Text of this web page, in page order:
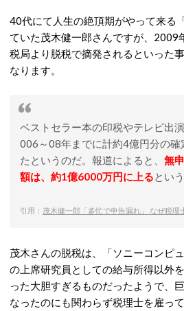
40代にて人生の絶頂期がやって来る
ていた茂木健一郎さんですが、2009
税局より脱税で摘発されるといった
なります。
ベストセラー本の印税やテレビ出
006～08年までに計約4億円分の確
たというのだ。報道によると、 無
額は、約1億6000万円に上るという
引用： 茂木健一郎「多忙で申告漏れ」 なぜ税理
茂木さんの脱税は、「ソニーコンピ
の上席研究員としての給与所得以外
った大胆すぎるものだったようで、
なったのにも関わらず税理士を雇っ